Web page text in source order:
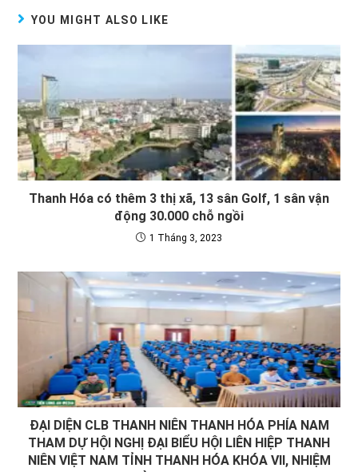
YOU MIGHT ALSO LIKE
Thanh Hóa có thêm 3 thị xã, 13 sân Golf, 1 sân vận
động 30.000 chỗ ngồi
1 Tháng 3, 2023
ĐẠI DIỆN CLB THANH NIÊN THANH HÓA PHÍA NAM
THAM DỰ HỘI NGHỊ ĐẠI BIỂU HỘI LIÊN HIỆP THANH
NIÊN VIỆT NAM TỈNH THANH HÓA KHÓA VII, NHIỆM